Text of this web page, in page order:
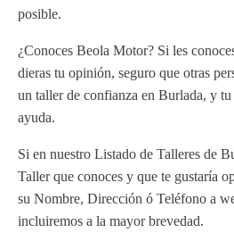
posible.
¿Conoces Beola Motor? Si les
dieras tu opinión, seguro que otras
un taller de confianza en Burlada, y
ayuda.
Si en nuestro Listado de Talleres de
Taller que conoces y que te gustaría
su Nombre, Dirección ó Teléfono a
incluiremos a la mayor brevedad.